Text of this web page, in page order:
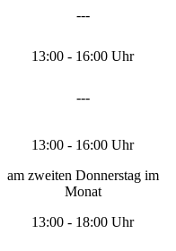
---
13:00 - 16:00 Uhr
---
13:00 - 16:00 Uhr
am zweiten Donnerstag im
Monat
13:00 - 18:00 Uhr